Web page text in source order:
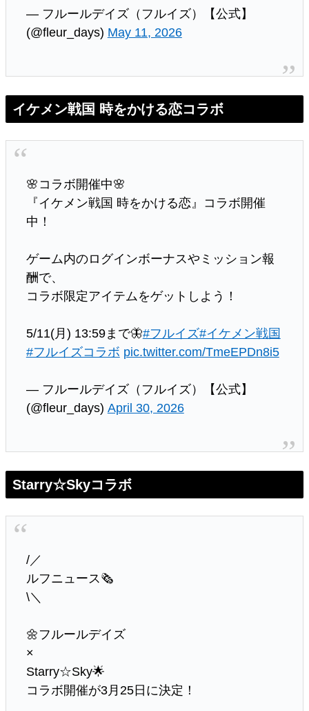
— フルールデイズ（フルイズ）【公式】
(@fleur_days) May 11, 2026
イケメン戦国 時をかける恋コラボ
🌸コラボ開催中🌸
『イケメン戦国 時をかける恋』コラボ開催
中！
ゲーム内のログインボーナスやミッション報
酬で、
コラボ限定アイテムをゲットしよう！
5/11(月) 13:59まで🦋#フルイズ#イケメン戦国
#フルイズコラボ pic.twitter.com/TmeEPDn8i5
— フルールデイズ（フルイズ）【公式】
(@fleur_days) April 30, 2026
Starry☆Skyコラボ
/／
ルフニュース🗞️
\＼
🌼フルールデイズ
×
Starry☆Sky🌟
コラボ開催が3月25日に決定！